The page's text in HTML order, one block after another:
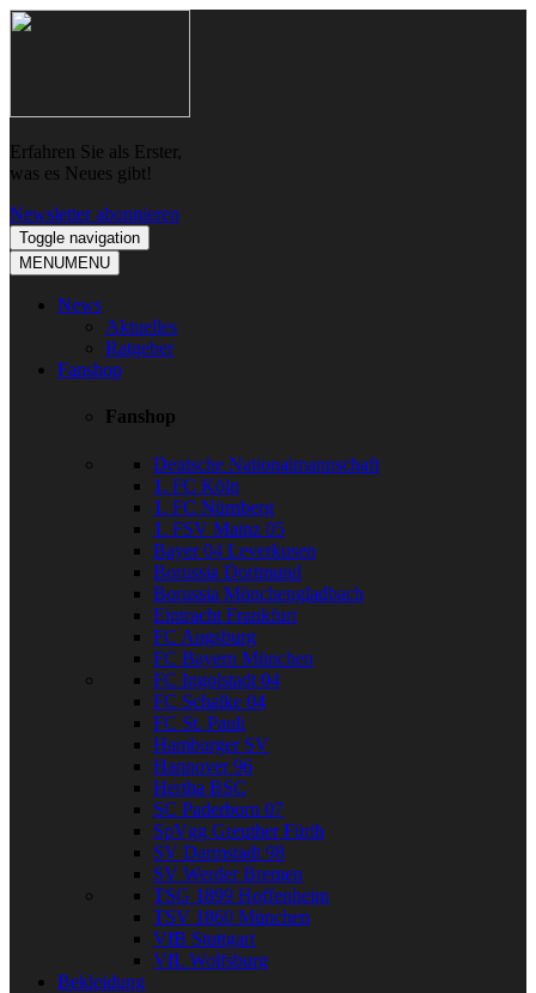
Skip
Skip
Erfahren Sie als Erster,
was es Neues gibt!
Newsletter abonnieren
Toggle navigation
MENUMENU
News
Aktuelles
Ratgeber
Fanshop
Fanshop
Deutsche Nationalmannschaft
1. FC Köln
1. FC Nürnberg
1. FSV Mainz 05
Bayer 04 Leverkusen
Borussia Dortmund
Borussia Mönchengladbach
Eintracht Frankfurt
FC Augsburg
FC Bayern München
FC Ingolstadt 04
FC Schalke 04
FC St. Pauli
Hamburger SV
Hannover 96
Hertha BSC
SC Paderborn 07
SpVgg Greuther Fürth
SV Darmstadt 98
SV Werder Bremen
TSG 1899 Hoffenheim
TSV 1860 München
VfB Stuttgart
VfL Wolfsburg
Bekleidung